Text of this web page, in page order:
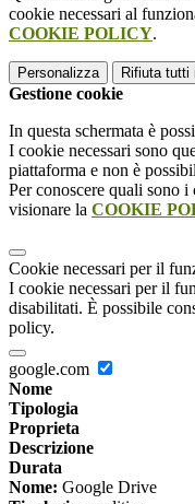
cookie necessari al
COOKIE POLICY.
Personalizza Rifiuta tutti
Gestione cookie
In questa schermata è
I cookie necessari sono
piattaforma e non è
Per conoscere quali sono
visionare la COOKIE
Cookie necessari per il
I cookie necessari per il
disabilitati. È possibile
policy.
google.com
Nome
Tipologia
Proprieta
Descrizione
Durata
Nome: Google Drive